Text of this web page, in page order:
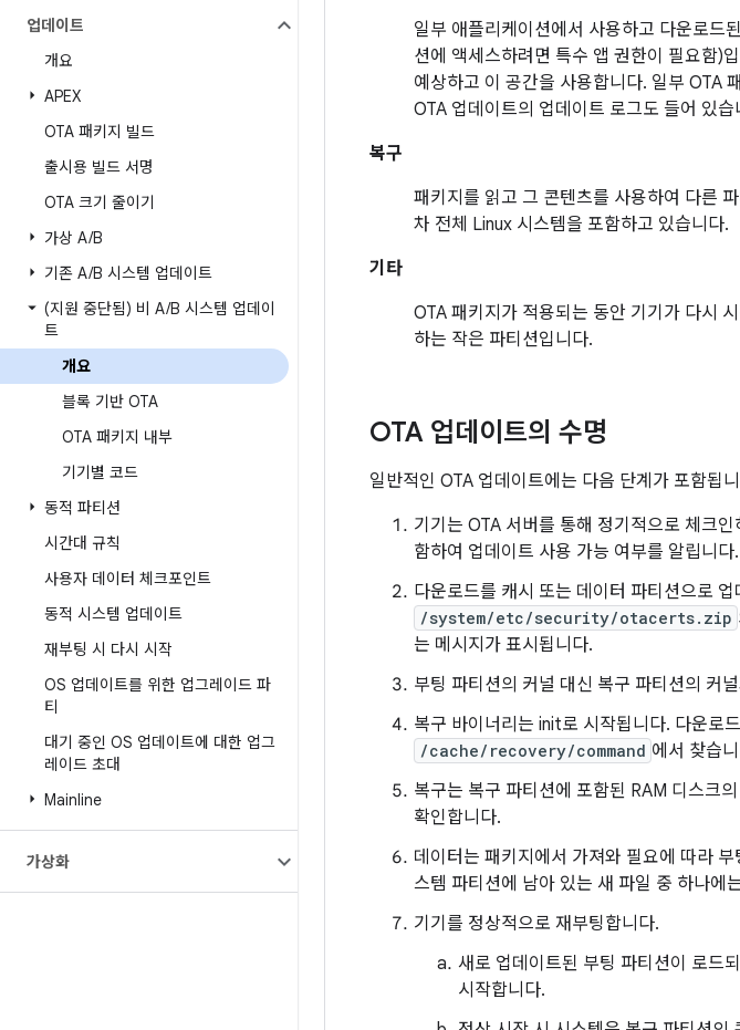
업데이트
개요
APEX
OTA 패키지 빌드
출시용 빌드 서명
OTA 크기 줄이기
가상 A/B
기존 A/B 시스템 업데이트
(지원 중단됨) 비 A/B 시스템 업데이
트
개요
블록 기반 OTA
OTA 패키지 내부
기기별 코드
동적 파티션
시간대 규칙
사용자 데이터 체크포인트
동적 시스템 업데이트
재부팅 시 다시 시작
OS 업데이트를 위한 업그레이드 파
티
대기 중인 OS 업데이트에 대한 업그
레이드 초대
Mainline
가상화
일부 애플리케이션에서 사용하고 다운로드
션에 액세스하려면 특수 앱 권한이 필요함)
예상하고 이 공간을 사용합니다. 일부 OTA
OTA 업데이트의 업데이트 로그도 들어 있습
복구
패키지를 읽고 그 콘텐츠를 사용하여 다른
차 전체 Linux 시스템을 포함하고 있습니다.
기타
OTA 패키지가 적용되는 동안 기기가 다시
하는 작은 파티션입니다.
OTA 업데이트의 수명
일반적인 OTA 업데이트에는 다음 단계가 포함됩
기기는 OTA 서버를 통해 정기적으로 체크
함하여 업데이트 사용 가능 여부를 알립니다.
다운로드를 캐시 또는 데이터 파티션으로
/system/etc/security/otacerts.zip
는 메시지가 표시됩니다.
부팅 파티션의 커널 대신 복구 파티션의 커
복구 바이너리는 init로 시작됩니다. 다운로
/cache/recovery/command 에서 찾습
복구는 복구 파티션에 포함된 RAM 디스크
확인합니다.
데이터는 패키지에서 가져와 필요에 따라
스템 파티션에 남아 있는 새 파일 중 하나에
기기를 정상적으로 재부팅합니다.
새로 업데이트된 부팅 파티션이 로드
시작합니다.